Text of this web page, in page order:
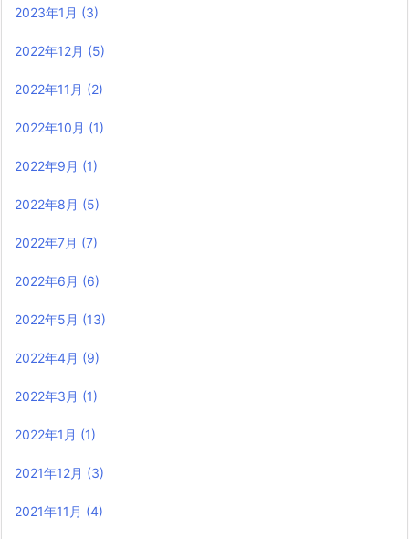
2023年1月 (3)
2022年12月 (5)
2022年11月 (2)
2022年10月 (1)
2022年9月 (1)
2022年8月 (5)
2022年7月 (7)
2022年6月 (6)
2022年5月 (13)
2022年4月 (9)
2022年3月 (1)
2022年1月 (1)
2021年12月 (3)
2021年11月 (4)